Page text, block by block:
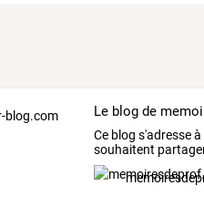
Le blog de
Ceblog s'adresseà
souhaitent
Pour